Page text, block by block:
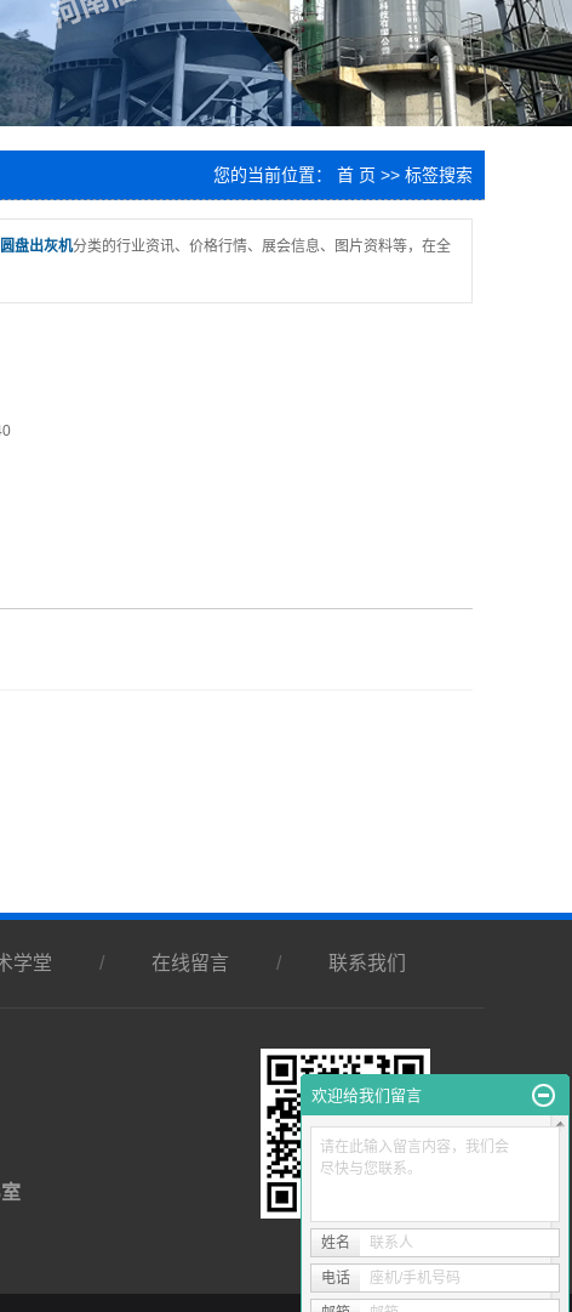
您的当前位置： 首 页 >> 标签搜索
圆盘出灰机分类的行业资讯、价格行情、展会信息、图片资料等，在全
学堂 / 在线留言 / 联系我们
欢迎给我们留言
请在此输入留言内容，我们会
尽快与您联系。
姓名 联系人
电话 座机/手机号码